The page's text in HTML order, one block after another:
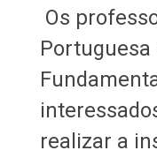
Os
Portuguesa
realizar a